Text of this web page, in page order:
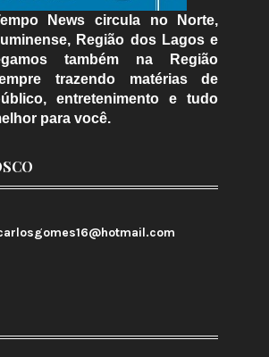
News circula no Norte,
Região dos Lagos e
também na Região
trazendo matérias de
entretenimento e tudo
para você.